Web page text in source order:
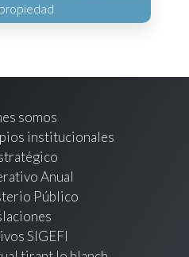
somos
institucionales
Anual
Público
SIGEFI